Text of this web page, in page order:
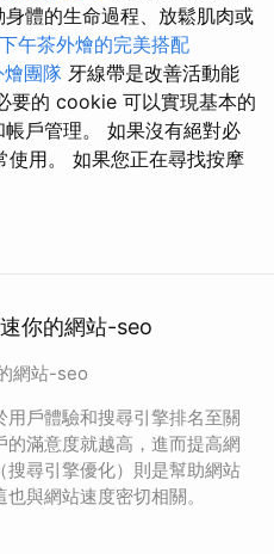
體的生命過程、放鬆肌肉或
下午茶外燴的完美搭配
燴團隊 牙線帶是改善活動能
要的 cookie 可以實現基本的
戶管理。 如果沒有絕對必
用。 如果您正在尋找按摩
你的網站-seo
網站-seo
戶體驗和搜尋引擎排名至關
滿意度就越高，進而提高網
搜尋引擎優化）則是幫助網站
與網站速度密切相關。